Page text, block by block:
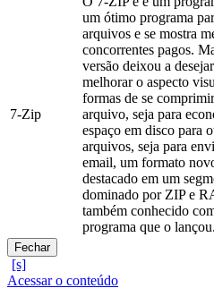
7-Zip
um ótimo programa
arquivos e se mostra
concorrentes pagos.
versão deixou a
melhorar o aspecto
formas de se
arquivo, seja para
espaço em disco para
arquivos, seja para
email, um formato
destacado em um
dominado por ZIP e
também conhecido
programa que o lançou.
Fechar
Acessar o conteúdo